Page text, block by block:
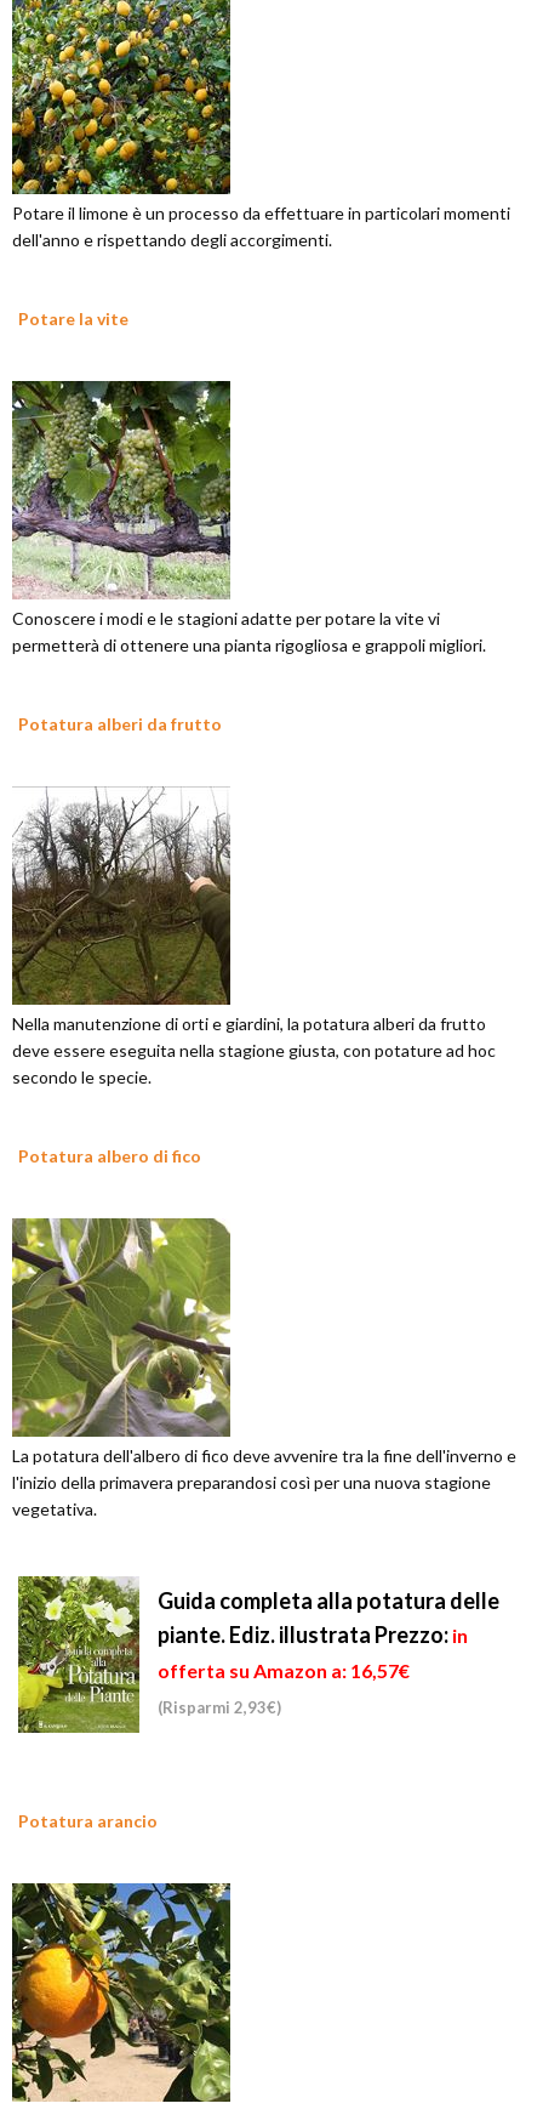
Potare il limone è un processo da effettuare in particolari momenti
dell'anno e rispettando degli accorgimenti.
Potare la vite
Conoscere i modi e le stagioni adatte per potare la vite vi
permetterà di ottenere una pianta rigogliosa e grappoli migliori.
Potatura alberi da frutto
Nella manutenzione di orti e giardini, la potatura alberi da frutto
deve essere eseguita nella stagione giusta, con potature ad hoc
secondo le specie.
Potatura albero di fico
La potatura dell'albero di fico deve avvenire tra la fine dell'inverno e
l'inizio della primavera preparandosi così per una nuova stagione
vegetativa.
Guida completa alla potatura delle
piante. Ediz. illustrata Prezzo: in
offerta su Amazon a: 16,57€
(Risparmi 2,93€)
Potatura arancio